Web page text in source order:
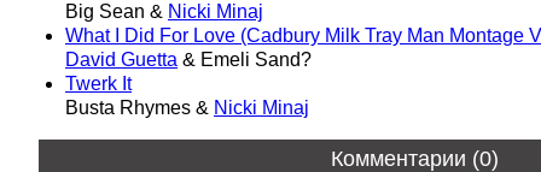
Big Sean & Nicki Minaj
What I Did For Love (Cadbury Milk Tray Man Montage
David Guetta & Emeli Sand?
Twerk It
Busta Rhymes & Nicki Minaj
Комментарии (0)